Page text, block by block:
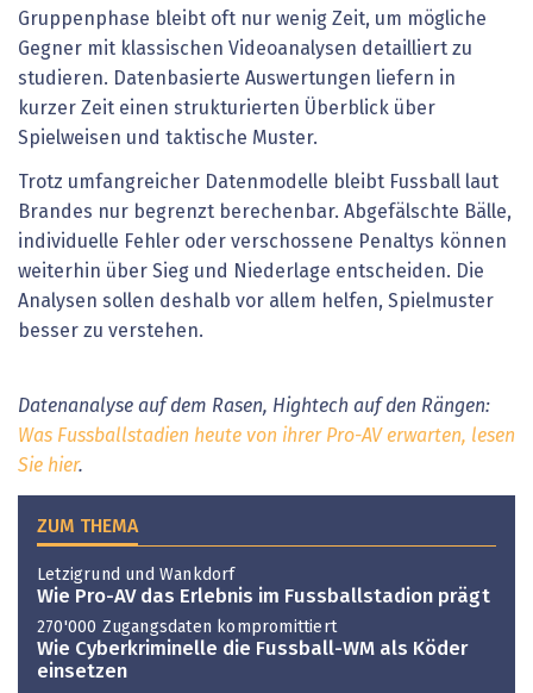
Gruppenphase bleibt oft nur wenig Zeit, um mögliche
Gegner mit klassischen Videoanalysen detailliert zu
studieren. Datenbasierte Auswertungen liefern in
kurzer Zeit einen strukturierten Überblick über
Spielweisen und taktische Muster.
Trotz umfangreicher Datenmodelle bleibt Fussball laut
Brandes nur begrenzt berechenbar. Abgefälschte Bälle,
individuelle Fehler oder verschossene Penaltys können
weiterhin über Sieg und Niederlage entscheiden. Die
Analysen sollen deshalb vor allem helfen, Spielmuster
besser zu verstehen.
Datenanalyse auf dem Rasen, Hightech auf den Rängen:
Was Fussballstadien heute von ihrer Pro-AV erwarten, lesen
Sie hier.
ZUM THEMA
Letzigrund und Wankdorf
Wie Pro-AV das Erlebnis im Fussballstadion prägt
270'000 Zugangsdaten kompromittiert
Wie Cyberkriminelle die Fussball-WM als Köder
einsetzen